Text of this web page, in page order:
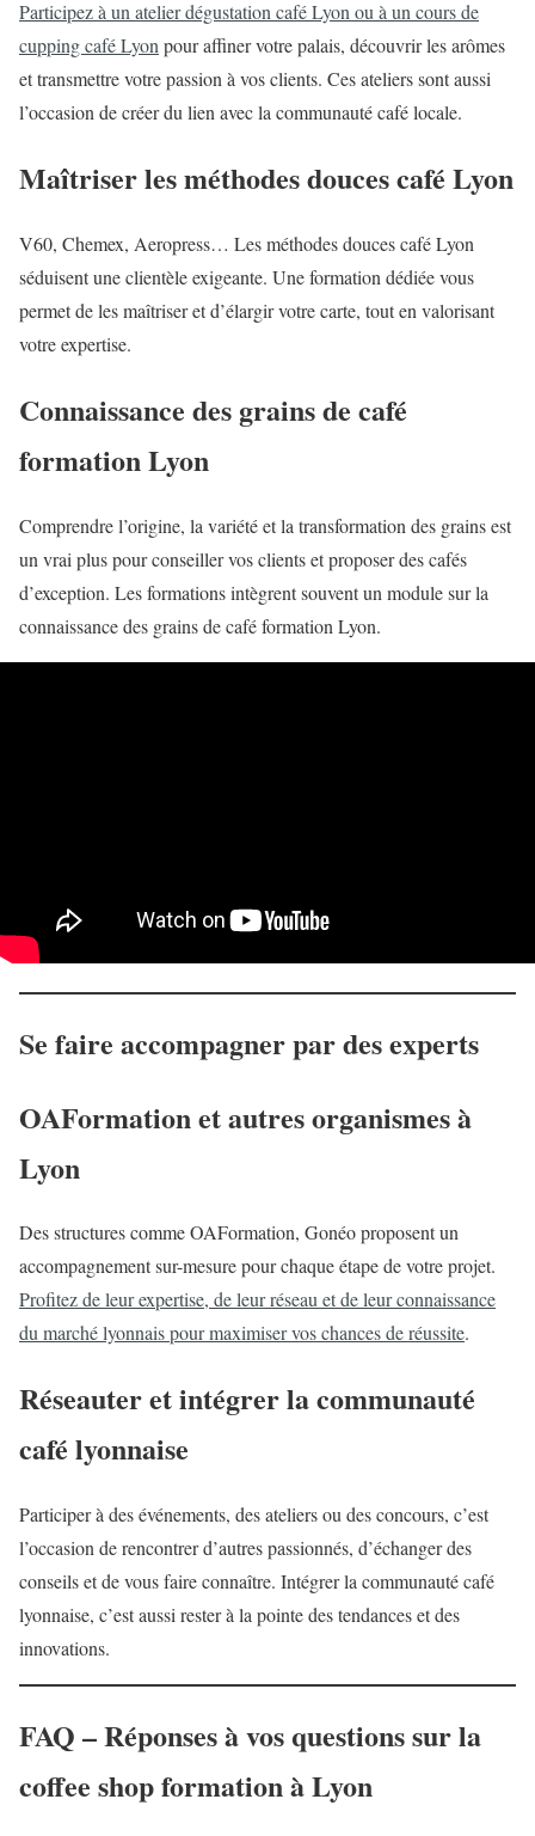
Participez à un atelier dégustation café Lyon ou à un cours de
cupping café Lyon pour affiner votre palais, découvrir les arômes
et transmettre votre passion à vos clients. Ces ateliers sont aussi
l’occasion de créer du lien avec la communauté café locale.
Maîtriser les méthodes douces café Lyon
V60, Chemex, Aeropress… Les méthodes douces café Lyon
séduisent une clientèle exigeante. Une formation dédiée vous
permet de les maîtriser et d’élargir votre carte, tout en valorisant
votre expertise.
Connaissance des grains de café
formation Lyon
Comprendre l’origine, la variété et la transformation des grains est
un vrai plus pour conseiller vos clients et proposer des cafés
d’exception. Les formations intègrent souvent un module sur la
connaissance des grains de café formation Lyon.
Se faire accompagner par des experts
OAFormation et autres organismes à
Lyon
Des structures comme OAFormation, Gonéo proposent un
accompagnement sur-mesure pour chaque étape de votre projet.
Profitez de leur expertise, de leur réseau et de leur connaissance
du marché lyonnais pour maximiser vos chances de réussite.
Réseauter et intégrer la communauté
café lyonnaise
Participer à des événements, des ateliers ou des concours, c’est
l’occasion de rencontrer d’autres passionnés, d’échanger des
conseils et de vous faire connaître. Intégrer la communauté café
lyonnaise, c’est aussi rester à la pointe des tendances et des
innovations.
FAQ – Réponses à vos questions sur la
coffee shop formation à Lyon